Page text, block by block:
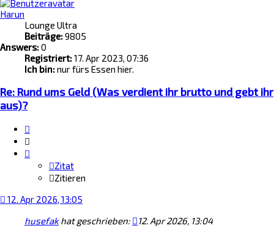
Harun
Lounge Ultra
Beiträge:9805
Answers:0
Registriert:17. Apr 2023, 07:36
Ich bin:nur fürs Essen hier.
Re: Rund ums Geld (Was verdient ihr brutto und gebt ihr
aus)?
Zitat
Zitieren
12. Apr 2026, 13:05
husefakhat geschrieben:
12. Apr 2026, 13:04